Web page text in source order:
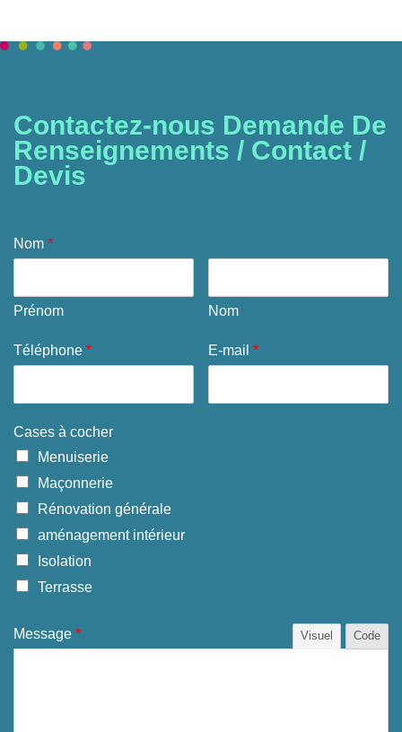
Contactez-nous Demande De
Renseignements / Contact /
Devis
Nom *
Prénom Nom
Téléphone * E-mail*
Cases à cocher
Menuiserie
Maçonnerie
Rénovation générale
aménagement intérieur
Isolation
Terrasse
Message * Visuel Code